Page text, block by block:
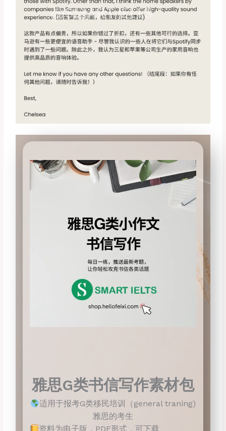
雅思G类书信写作素材包
适用于报考G类移民培训（general traning)
雅思的考生
资料为电子版，PDF形式，可下载